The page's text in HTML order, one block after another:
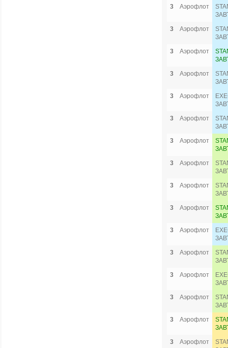
3
Аэрофлот
3
Аэрофлот
3
Аэрофлот
3
Аэрофлот
3
Аэрофлот
3
Аэрофлот
3
Аэрофлот
3
Аэрофлот
3
Аэрофлот
3
Аэрофлот
3
Аэрофлот
3
Аэрофлот
3
Аэрофлот
3
Аэрофлот
3
Аэрофлот
3
Аэрофлот